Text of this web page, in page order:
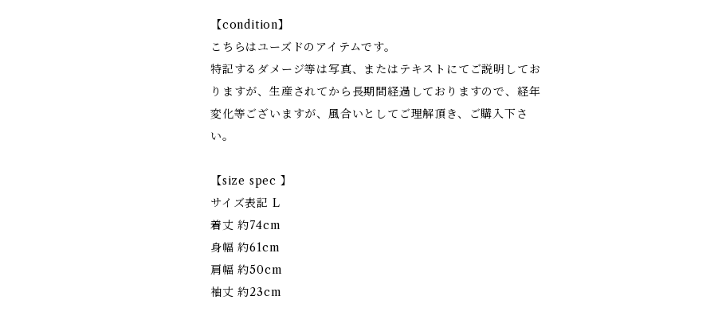
【condition】
こちらはユーズドのアイテムです。
特記するダメージ等は写真、またはテキストにてご説明してお
りますが、生産されてから長期間経過しておりますので、経年
変化等ございますが、風合いとしてご理解頂き、ご購入下さ
い。
【size spec 】
サイズ表記 L
着丈 約74cm
身幅 約61cm
肩幅 約50cm
袖丈 約23cm